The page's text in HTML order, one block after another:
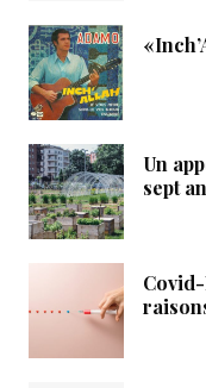
Un
sept